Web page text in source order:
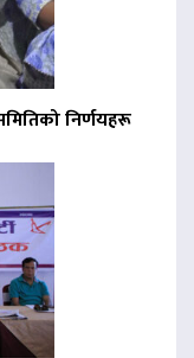
निर्णयहरू